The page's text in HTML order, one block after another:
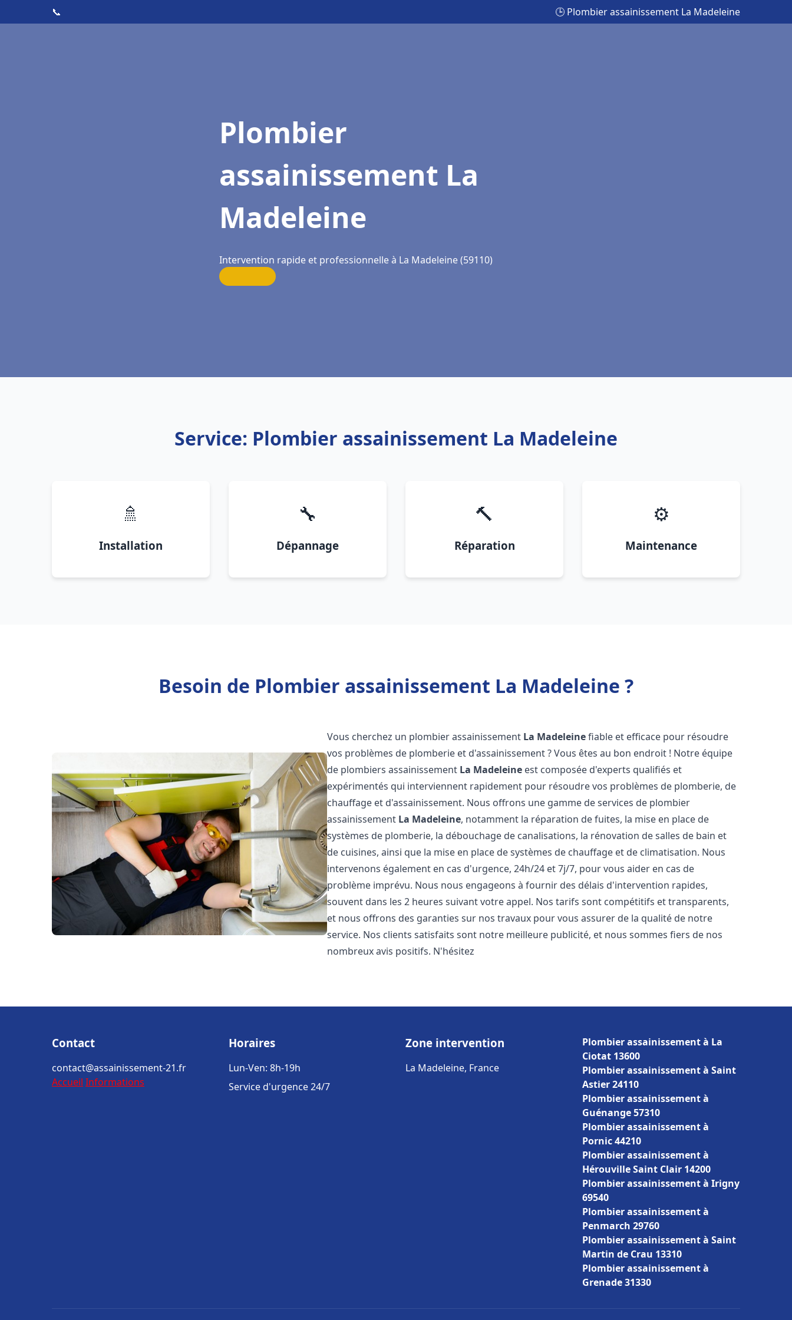
📞 🕒 Plombier assainissement La Madeleine
Plombier
assainissement La
Madeleine
Intervention rapide et professionnelle à La Madeleine (59110)
Service: Plombier assainissement La Madeleine
🚿
Installation
🔧
Dépannage
🔨
Réparation
⚙️
Maintenance
Besoin de Plombier assainissement La Madeleine ?
Vous cherchez un plombier assainissement La Madeleinefiable et efficace pour résoudre
vos problèmes de plomberie et d'assainissement ? Vous êtes au bon endroit ! Notre équipe
de plombiers assainissement La Madeleine est composée d'experts qualifiés et
expérimentés qui interviennent rapidement pour résoudre vos problèmes de plomberie, de
chauffage et d'assainissement. Nous offrons une gamme de services de plombier
assainissement La Madeleine, notamment la réparation de fuites, la mise en place de
systèmes de plomberie, la débouchage de canalisations, la rénovation de salles de bain et
de cuisines, ainsi que la mise en place de systèmes de chauffage et de climatisation. Nous
intervenons également en cas d'urgence, 24h/24 et 7j/7, pour vous aider en cas de
problème imprévu. Nous nous engageons à fournir des délais d'intervention rapides,
souvent dans les 2 heures suivant votre appel. Nos tarifs sont compétitifs et transparents,
et nous offrons des garanties sur nos travaux pour vous assurer de la qualité de notre
service. Nos clients satisfaits sont notre meilleure publicité, et nous sommes fiers de nos
nombreux avis positifs. N'hésitez
Contact
contact@assainissement-21.fr
Accueil Informations
Horaires
Lun-Ven: 8h-19h
Service d'urgence 24/7
Zone intervention
La Madeleine, France
Plombier assainissement à La
Ciotat 13600
Plombier assainissement à Saint
Astier 24110
Plombier assainissement à
Guénange 57310
Plombier assainissement à
Pornic 44210
Plombier assainissement à
Hérouville Saint Clair 14200
Plombier assainissement à Irigny
69540
Plombier assainissement à
Penmarch 29760
Plombier assainissement à Saint
Martin de Crau 13310
Plombier assainissement à
Grenade 31330